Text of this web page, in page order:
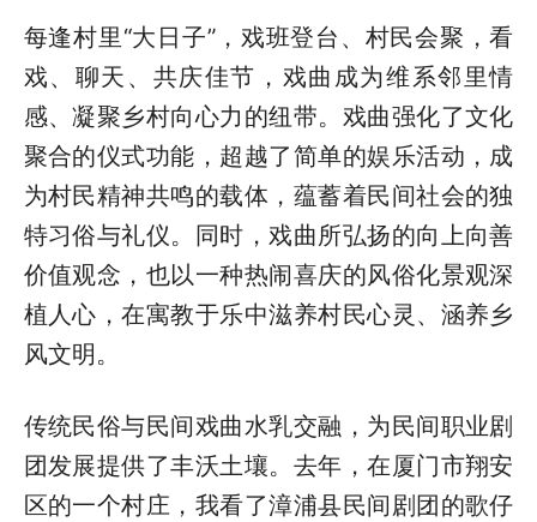
每逢村里“大日子”，戏班登台、村民会聚，看
戏、聊天、共庆佳节，戏曲成为维系邻里情
感、凝聚乡村向心力的纽带。戏曲强化了文化
聚合的仪式功能，超越了简单的娱乐活动，成
为村民精神共鸣的载体，蕴蓄着民间社会的独
特习俗与礼仪。同时，戏曲所弘扬的向上向善
价值观念，也以一种热闹喜庆的风俗化景观深
植人心，在寓教于乐中滋养村民心灵、涵养乡
风文明。
传统民俗与民间戏曲水乳交融，为民间职业剧
团发展提供了丰沃土壤。去年，在厦门市翔安
区的一个村庄，我看了漳浦县民间剧团的歌仔